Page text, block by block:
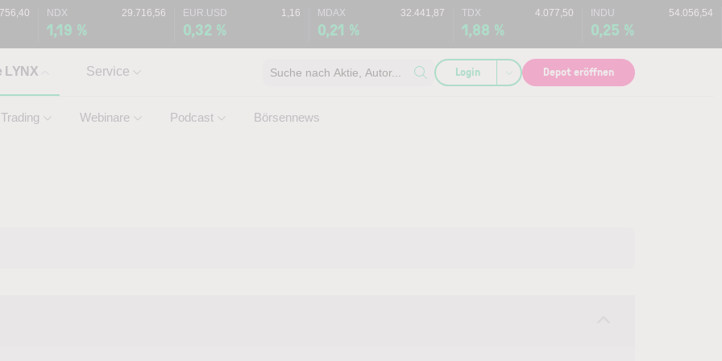
NDX 29.716,56
1,19 %
EUR.USD 1,16
0,32 %
MDAX 32.441,87
0,21 %
TDX 4.077,50
1,88 %
INDU 54.056,54
0,25 %
LYNX
Trading Webinare Podcast Börsennews
Service Suche nach Aktie, Autor... Login Depot eröffnen